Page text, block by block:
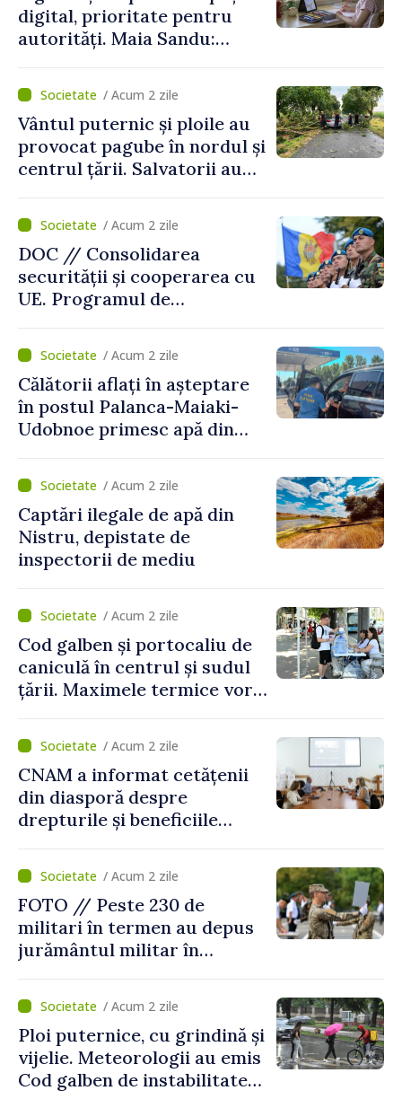
digital, prioritate pentru
autorități. Maia Sandu:
mecanisme care să-i
protejeze”/ Acum 2 zile
Vântul puternic și ploile au
provocat pagube în nordul și
centrul țării. Salvatorii au
/ Acum 2 zile
DOC // Consolidarea
securității și cooperarea cu
UE. Programul de
Naționale de Apărare pentru
perioada 2024–2034,
publicat în Monitorul Oficial
/ Acum 2 zile
Călătorii aflați în așteptare
în postul Palanca-Maiaki-
Udobnoe primesc apă din
și a polițiștilor de frontieră
/ Acum 2 zile
Captări ilegale de apă din
Nistru, depistate de
inspectorii de mediu
/ Acum 2 zile
Cod galben și portocaliu de
caniculă în centrul și sudul
țării. Maximele termice vor
/ Acum 2 zile
CNAM a informat cetățenii
din diasporă despre
drepturile și beneficiile
/ Acum 2 zile
FOTO // Peste 230 de
militari în termen au depus
jurământul militar în
/ Acum 2 zile
Ploi puternice, cu grindină și
vijelie. Meteorologii au emis
Cod galben de instabilitate